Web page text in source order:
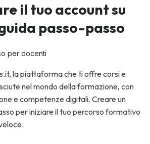
il tuo account su
passo-passo
per docenti
la piattaforma che ti offre corsi e
nel mondo della formazione, con
e competenze digitali. Creare un
per iniziare il tuo percorso formativo